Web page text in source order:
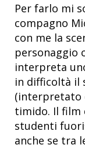
Per farlo mi
compagno
con me la
personaggio
interpreta
in difficoltà il
(interpretato
timido. Il film
studenti
anche se tra